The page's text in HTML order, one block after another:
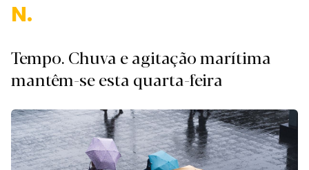
Nacion
Tempo. Chuva e agitação marítima
mantêm-se esta quarta-feira